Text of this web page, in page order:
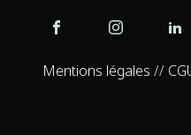
Mentions légales //